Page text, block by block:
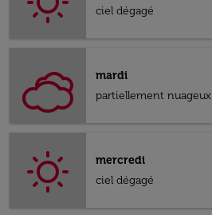
ciel dégagé
mardi
partiellement nuageux
mercredi
ciel dégagé